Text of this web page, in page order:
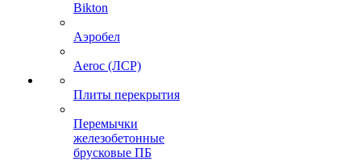
Bikton
Аэробел
Aeroc (ЛСР)
Плиты перекрытия
Перемычки
железобетонные
брусковые ПБ